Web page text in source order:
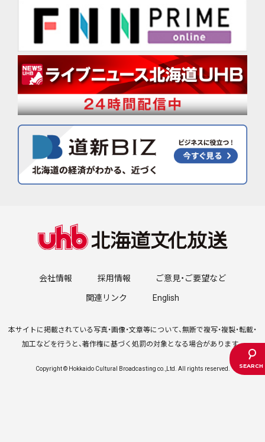
会社情報 採用情報 ご意見・ご要望など
関連リンク English
本サイトに掲載されている写真・画像・文章等について、無断で複写・複製・転載・
加工などを行うと、著作権に基づく処罰の対象となる場合があります。
Copyright © Hokkaido Cultural Broadcasting co.,Ltd. All rights reserved.